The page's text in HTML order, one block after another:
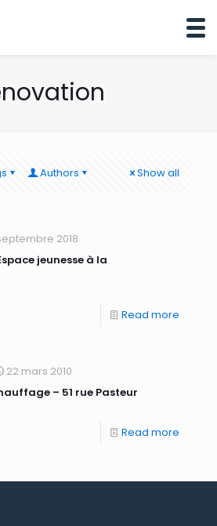
Authors Show all
2018
jeunesse à la
Read more
22 mars 2010
– 51 rue Pasteur
Read more